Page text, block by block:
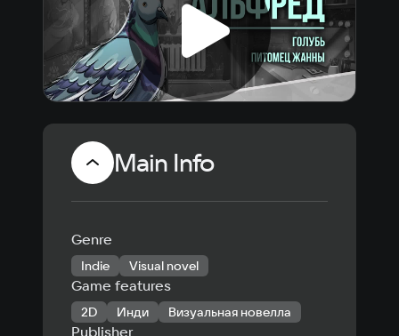
Main Info
Genre
Indie Visual novel
Game features
2D Инди Визуальная новелла
Publisher